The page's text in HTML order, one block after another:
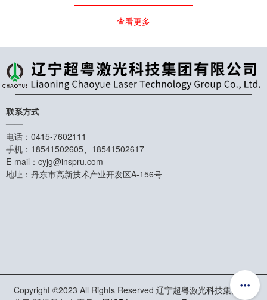
查看更多
联系方式
——
电话：0415-7602111
手机：18541502605、18541502617
E-mail：cyjg@inspru.com
地址：丹东市高新技术产业开发区A-156号
Copyright ©2023 All Rights Reserved 辽宁超粤激光科技集团有限